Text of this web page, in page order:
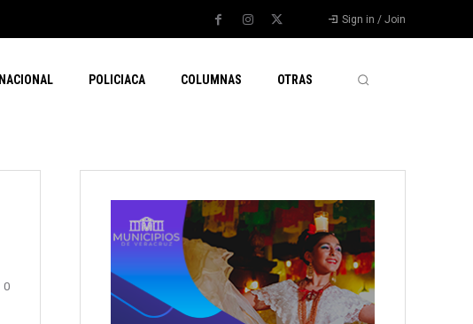
Sign in / Join
NACIONAL POLICIACA COLUMNAS OTRAS
0